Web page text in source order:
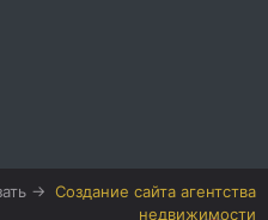
→ Создание сайта агентства
недвижимости